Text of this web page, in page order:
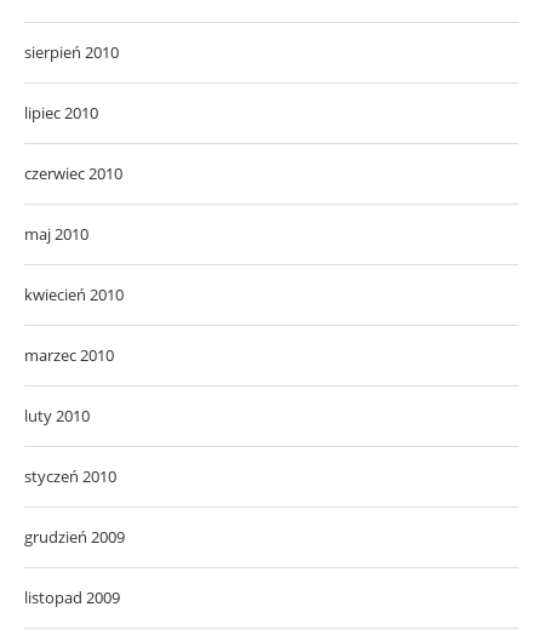
sierpień 2010
lipiec 2010
czerwiec 2010
maj 2010
kwiecień 2010
marzec 2010
luty 2010
styczeń 2010
grudzień 2009
listopad 2009